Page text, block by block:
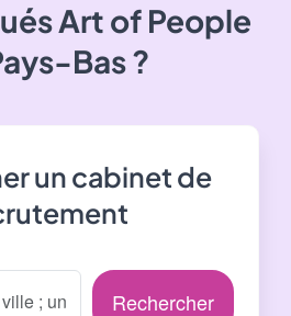
Art of People
Bas ?
un cabinet de
Rechercher